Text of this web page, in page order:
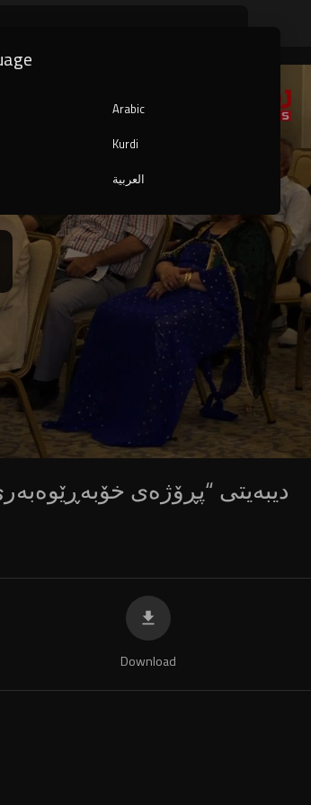
1080p
دیبەیتی “پڕۆژەی
Download
Arabic
Kurdi
العربية